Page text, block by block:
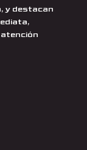
y destacan